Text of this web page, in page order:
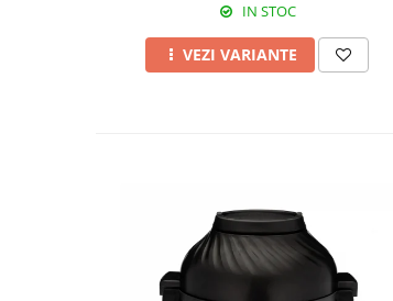
IN STOC
VEZI VARIANTE